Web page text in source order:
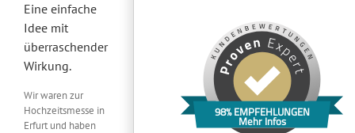
98% EMPFEHLUNGEN
Mehr Infos
Eine einfache
Idee mit
überraschender
Wirkung.
Wir waren zur
Hochzeitsmesse in
Erfurt und haben